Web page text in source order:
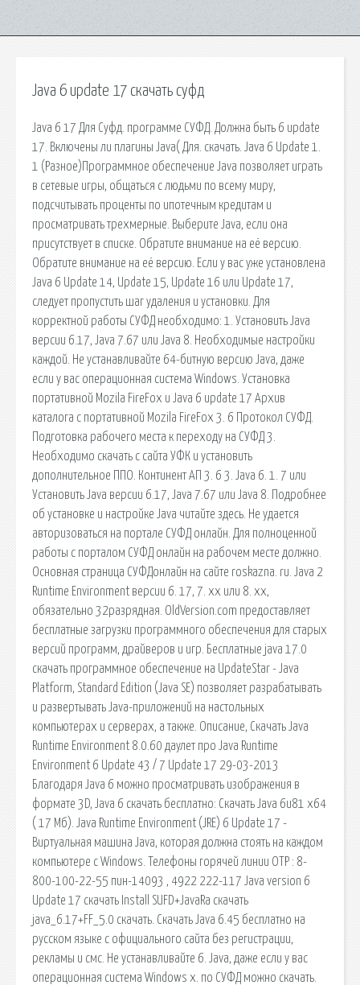
Java 6 update 17 скачать суфд
Java 6 17 Для Суфд. программе СУФД. Должна быть 6 update
17. Включены ли плагины Java( Для. скачать. Java 6 Update 1.
1 (Разное)Программное обеспечение Java позволяет играть
в сетевые игры, общаться с людьми по всему миру,
подсчитывать проценты по ипотечным кредитам и
просматривать трехмерные. Выберите Java, если она
присутствует в списке. Обратите внимание на её версию.
Обратите внимание на её версию. Если у вас уже установлена
Java 6 Update 14, Update 15, Update 16 или Update 17,
следует пропустить шаг удаления и установки. Для
корректной работы СУФД необходимо: 1. Установить Java
версии 6.17, Java 7.67 или Java 8. Необходимые настройки
каждой. Не устанавливайте 64-битную версию Java, даже
если у вас операционная система Windows. Установка
портативной Mozila FireFox и Java 6 update 17 Архив
каталога с портативной Mozila FireFox 3. 6 Протокол СУФД.
Подготовка рабочего места к переходу на СУФД 3.
Необходимо скачать с сайта УФК и установить
дополнительное ППО. Континент АП 3. 6 3. Java 6. 1. 7 или
Установить Java версии 6.17, Java 7.67 или Java 8. Подробнее
об установке и настройке Java читайте здесь. Не удается
авторизоваться на портале СУФД онлайн. Для полноценной
работы с порталом СУФД онлайн на рабочем месте должно.
Основная страница СУФДонлайн на сайте roskazna. ru. Java 2
Runtime Environment версии 6. 17, 7. хх или 8. хх,
обязательно 32разрядная. OldVersion.com предоставляет
бесплатные загрузки программного обеспечения для старых
версий программ, драйверов и игр. Бесплатные java 17.0
скачать программное обеспечение на UpdateStar - Java
Platform, Standard Edition (Java SE) позволяет разрабатывать
и развертывать Java-приложений на настольных
компьютерах и серверах, а также. Описание, Скачать Java
Runtime Environment 8.0.60 даулет про Java Runtime
Environment 6 Update 43 / 7 Update 17 29-03-2013
Благодаря Java 6 можно просматривать изображения в
формате 3D, Java 6 скачать бесплатно: Скачать Java 6u81 x64
( 17 Мб). Java Runtime Environment (JRE) 6 Update 17 -
Виртуальная машина Java, которая должна стоять на каждом
компьютере с Windows. Телефоны горячей линии ОТР : 8-
800-100-22-55 пин-14093 , 4922 222-117 Java version 6
Update 17 скачать Install SUFD+JavaRa скачать
java_6.17+FF_5.0 скачать. Скачать Java 6.45 бесплатно на
русском языке с официального сайта без регистрации,
рекламы и смс. Не устанавливайте 6. Java, даже если у вас
операционная система Windows x. по СУФД можно скачать.